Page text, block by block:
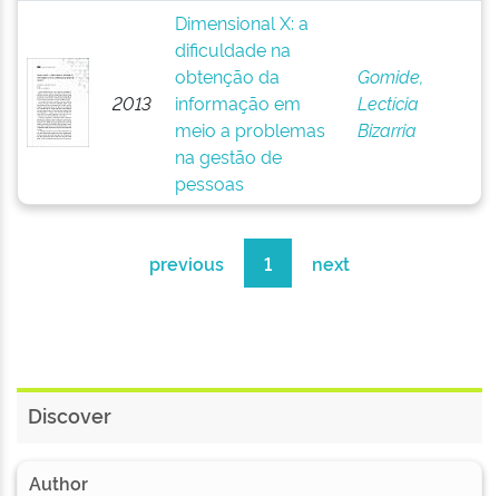
2013
Dimensional X: a
dificuldade na
obtenção da
informação em
meio a problemas
na gestão de
pessoas
Gomide,
Lectícia
Bizarria
previous 1 next
Discover
Author